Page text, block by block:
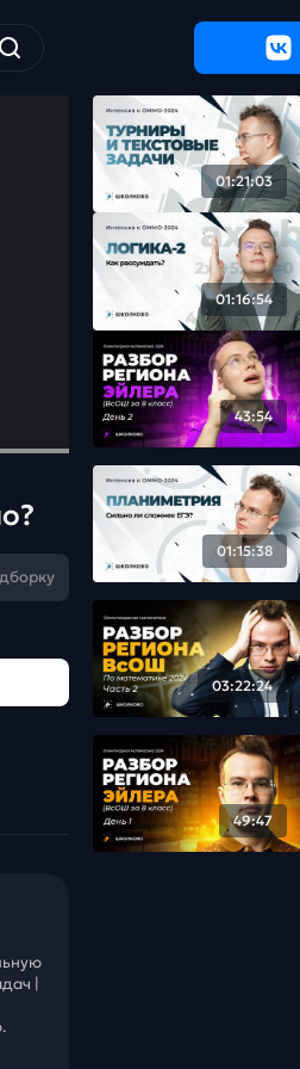
|
01:21:03
01:16:54
43:54
01:15:38
03:22:24
49:47